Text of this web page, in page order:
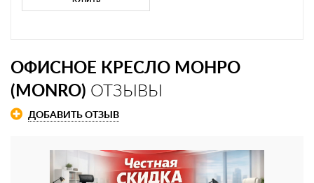
ОФИСНОЕ КРЕСЛО МОНРО
(MONRO) ОТЗЫВЫ
ДОБАВИТЬ ОТЗЫВ